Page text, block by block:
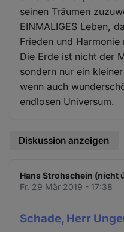
seinen Träumen
EINMALIGES Leben,
Frieden und
Die Erde ist nicht der
sondern nur ein
wenn auch
endlosen Universum.
Diskussion anzeigen
Hans Strohschein (nicht
Fr. 29 Mär 2019 - 17:38
Schade, Herr